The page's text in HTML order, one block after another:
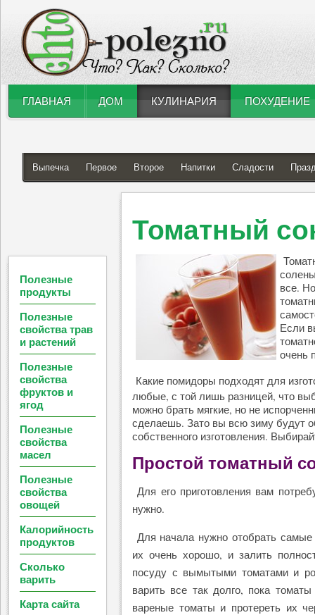
ГЛАВНАЯ ДОМ КУЛИНАРИЯ ПОХУДЕНИЕ
Выпечка Первое Второе Напитки Сладости
Томатный
все.
Если
очень
Какие помидоры подходят для
любые, с той лишь разницей, что
можно брать мягкие, но не
сделаешь. Зато вы всю зиму будут
собственного изготовления.
Простой томатный
Для его приготовления вам
нужно.
Для начала нужно отобрать
их очень хорошо, и залить
посуду с вымытыми томатами и
варить все так долго, пока
вареные томаты и протереть их
Полезные
продукты
Полезные
свойства трав
и растений
Полезные
свойства
фруктов и
ягод
Полезные
свойства
масел
Полезные
свойства
овощей
Калорийность
продуктов
Сколько
варить
Карта сайта